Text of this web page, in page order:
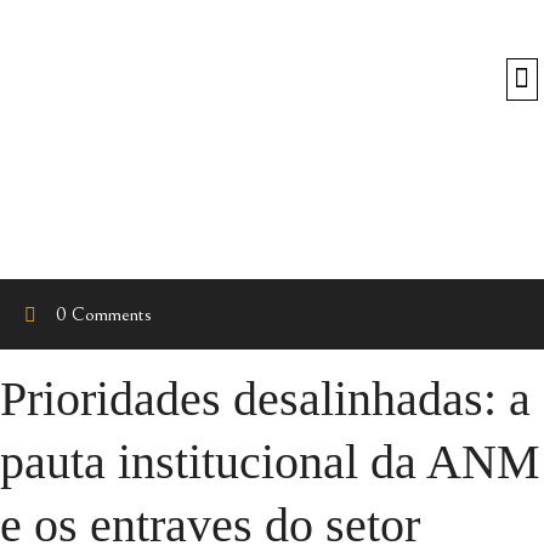
0 Comments
Prioridades desalinhadas: a
pauta institucional da ANM
e os entraves do setor